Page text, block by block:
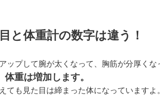
と体重計の数字は違う！
ップして腕が太くなって、胸筋が分厚くな
体重は増加します。
ても見た目は締まった体になっていますよ